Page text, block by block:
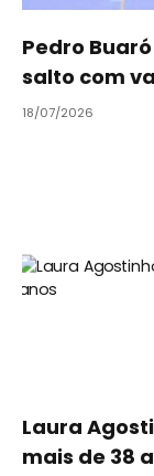
Pedro
salto com
18/07/2026
Laura
mais de 38